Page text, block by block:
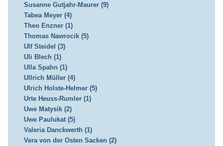
Susanne Gutjahr-Maurer (9)
Tabea Meyer (4)
Theo Enzner (1)
Thomas Nawrocik (5)
Ulf Steidel (3)
Uli Blech (1)
Ulla Spahn (1)
Ullrich Müller (4)
Ulrich Holste-Helmer (5)
Urte Heuss-Rumler (1)
Uwe Matysik (2)
Uwe Paulukat (5)
Valeria Danckwerth (1)
Vera von der Osten Sacken (2)